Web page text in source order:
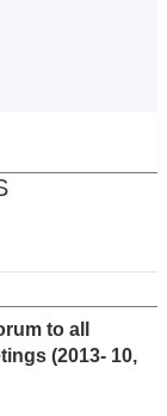
to all
(2013- 10,